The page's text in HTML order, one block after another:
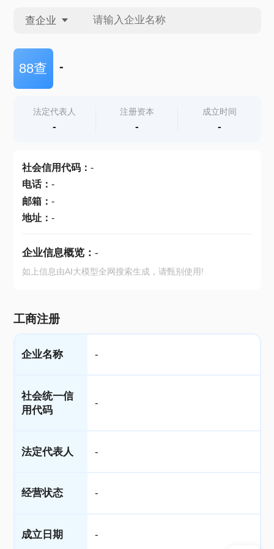
查企业
查企业
查产地
88查 -
法定代表人
-
注册资本
-
成立时间
-
社会信用代码： -
电话： -
邮箱： -
地址： -
企业信息概览： -
如上信息由AI大模型全网搜索生成，请甄别使用!
工商注册
企业名称 -
社会统一信
用代码
-
法定代表人 -
经营状态 -
成立日期 -